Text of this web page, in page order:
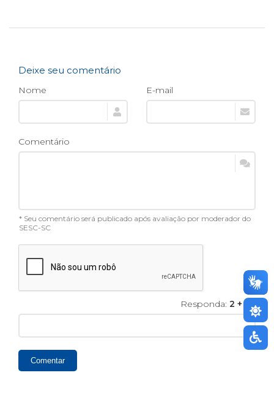
Deixe seu comentário
Nome E-mail
Comentário
* Seu comentário será publicado após avaliação por moderador do
SESC-SC
Responda: 2 + 1 =
Comentar